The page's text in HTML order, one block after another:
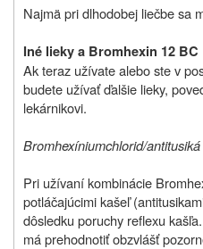
Najmä pri dlhodobej liečbe sa
Iné lieky a Bromhexin 12 BC
Ak teraz užívate alebo ste v
budete užívať ďalšie lieky,
lekárnikovi.
Bromhexíniumchlorid/
Pri užívaní kombinácie
potláčajúcimi kašeľ
dôsledku poruchy reflexu
má prehodnotiť obzvlášť